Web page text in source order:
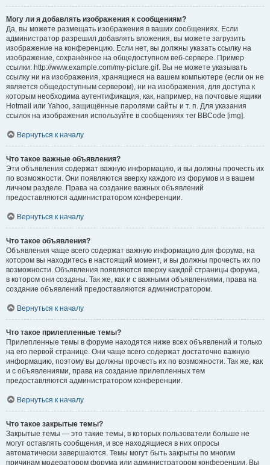
Могу ли я добавлять изображения к сообщениям?
Да, вы можете размещать изображения в ваших сообщениях. Если
администратор разрешил добавлять вложения, вы можете загрузить
изображение на конференцию. Если нет, вы должны указать ссылку на
изображение, сохранённое на общедоступном веб-сервере. Пример
ссылки: http://www.example.com/my-picture.gif. Вы не можете указывать
ссылку ни на изображения, хранящиеся на вашем компьютере (если он не
является общедоступным сервером), ни на изображения, для доступа к
которым необходима аутентификация, как, например, на почтовые ящики
Hotmail или Yahoo, защищённые паролями сайты и т. п. Для указания
ссылок на изображения используйте в сообщениях тег BBCode [img].
Вернуться к началу
Что такое важные объявления?
Эти объявления содержат важную информацию, и вы должны прочесть их
по возможности. Они появляются вверху каждого из форумов и в вашем
личном разделе. Права на создание важных объявлений
предоставляются администратором конференции.
Вернуться к началу
Что такое объявления?
Объявления чаще всего содержат важную информацию для форума, на
котором вы находитесь в настоящий момент, и вы должны прочесть их по
возможности. Объявления появляются вверху каждой страницы форума,
в котором они созданы. Так же, как и с важными объявлениями, права на
создание объявлений предоставляются администратором.
Вернуться к началу
Что такое прилепленные темы?
Прилепленные темы в форуме находятся ниже всех объявлений и только
на его первой странице. Они чаще всего содержат достаточно важную
информацию, поэтому вы должны прочесть их по возможности. Так же, как
и с объявлениями, права на создание прилепленных тем
предоставляются администратором конференции.
Вернуться к началу
Что такое закрытые темы?
Закрытые темы — это такие темы, в которых пользователи больше не
могут оставлять сообщения, и все находящиеся в них опросы
автоматически завершаются. Темы могут быть закрыты по многим
причинам модератором форума или администратором конференции. Вы